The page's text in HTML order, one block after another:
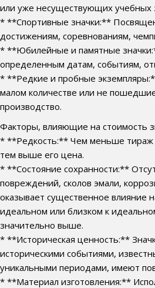
или уже несуществующих учебных
* **Спортивные значки:**
достижениям, соревнованиям,
* **Юбилейные и памятные
определенным датам, событиям,
* **Редкие и пробные
малом количестве или не
производство.
Факторы, влияющие на стоимость
* **Редкость:** Чем меньше тираж
тем выше его цена.
* **Состояние сохранности:**
повреждений, сколов эмали,
оказывает существенное влияние
идеальном или близком к
значительно выше.
* **Историческая ценность:**
историческими событиями,
уникальными периодами, имеют
* **Материал изготовления:**